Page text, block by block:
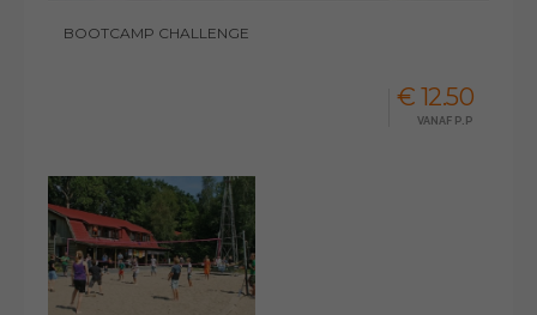
BOOTCAMP CHALLENGE
€ 12.50
VANAF P.P